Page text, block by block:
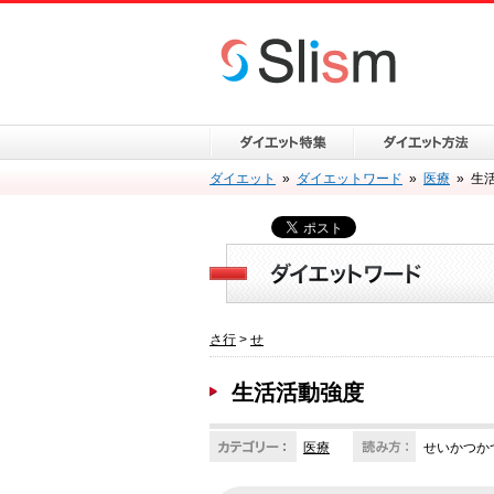
ダイエット » ダイエットワード » 医療 » 生
さ行 > せ
生活活動強度
医療 せいかつか